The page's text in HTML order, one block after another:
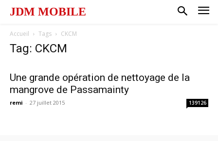
JDM MOBILE
Accueil Tags CKCM
Tag: CKCM
Une grande opération de nettoyage de la
mangrove de Passamainty
remi - 27 juillet 2015 139126